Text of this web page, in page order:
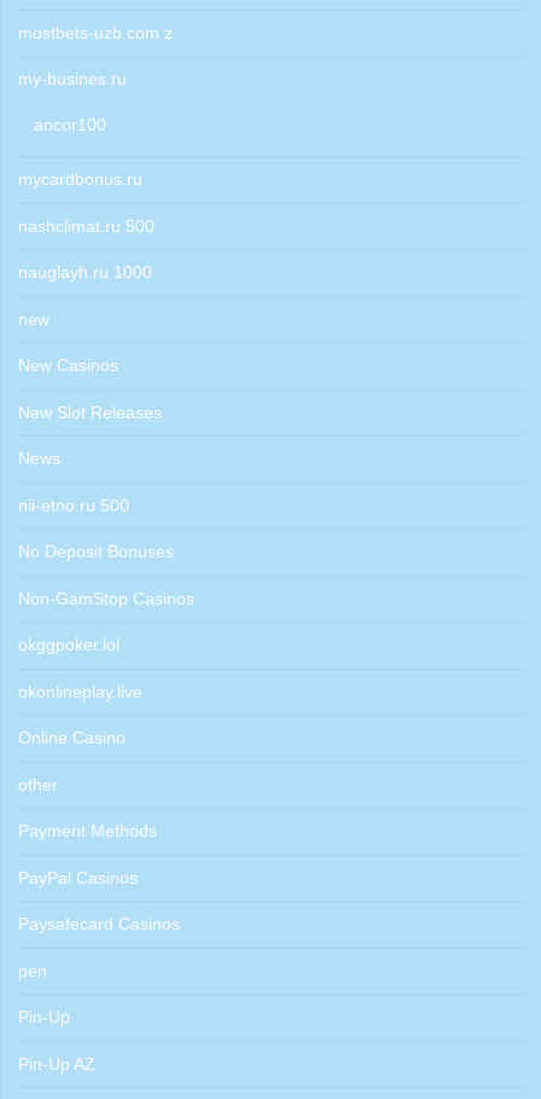
mostbets-uzb.com z
my-busines.ru
ancor100
mycardbonus.ru
nashclimat.ru 500
nauglayh.ru 1000
new
New Casinos
New Slot Releases
News
nii-etno.ru 500
No Deposit Bonuses
Non-GamStop Casinos
okggpoker.lol
okonlineplay.live
Online Casino
other
Payment Methods
PayPal Casinos
Paysafecard Casinos
pen
Pin-Up
Pin-Up AZ